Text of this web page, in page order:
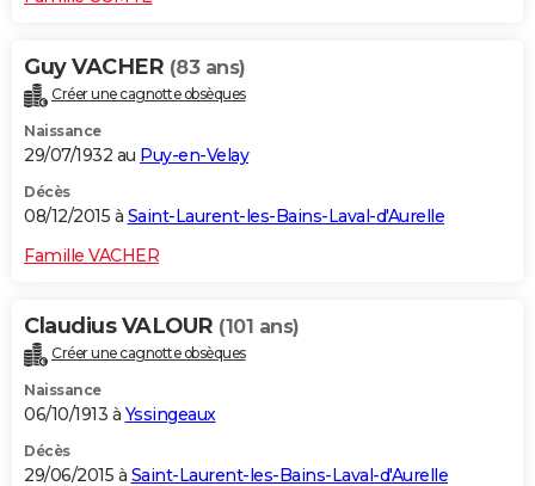
Guy VACHER (83 ans)
Créer une cagnotte obsèques
Naissance
29/07/1932 au Puy-en-Velay
Décès
08/12/2015 à Saint-Laurent-les-Bains-Laval-d'Aurelle
Famille VACHER
Claudius VALOUR (101 ans)
Créer une cagnotte obsèques
Naissance
06/10/1913 à Yssingeaux
Décès
29/06/2015 à Saint-Laurent-les-Bains-Laval-d'Aurelle